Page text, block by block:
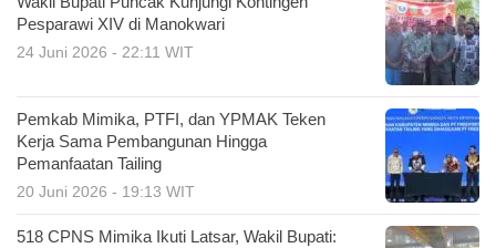
Pesparawi XIV di Manokwari
24 Juni 2026 - 22:11 WIT
Pemkab Mimika, PTFI, dan YPMAK Teken
Kerja Sama Pembangunan Hingga
Pemanfaatan Tailing
20 Juni 2026 - 19:13 WIT
518 CPNS Mimika Ikuti Latsar, Wakil Bupati: